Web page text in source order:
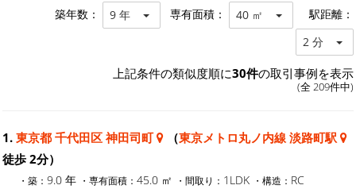
築年数： 9 年 専有面積： 40 ㎡ 駅距離：
2 分
上記条件の類似度順に30件の取引事例を表示
(全 209件中)
1. 東京都 千代田区 神田司町 （東京メトロ丸ノ内線 淡路町駅
徒歩 2分）
・築： 9.0 年 ・専有面積： 45.0 ㎡ ・間取り： 1LDK ・構造： RC